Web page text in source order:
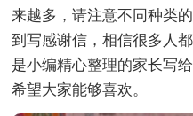
来越多，请注意不同种类
到写感谢信，相信很多人
是小编精心整理的家长写
希望大家能够喜欢。